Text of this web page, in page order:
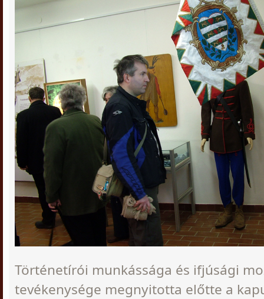
Történetírói munkássága és ifjúsági
tevékenysége megnyitotta előtte a